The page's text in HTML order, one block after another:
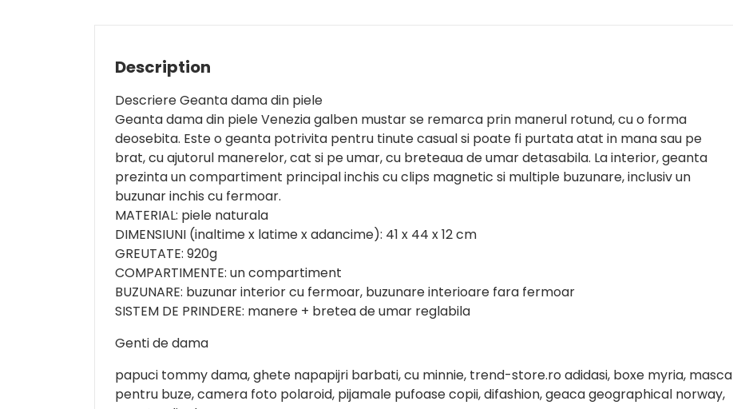
Description
Descriere Geanta dama din piele
Geanta dama din piele Venezia galben mustar se remarca prin manerul rotund, cu o forma
deosebita. Este o geanta potrivita pentru tinute casual si poate fi purtata atat in mana sau pe
brat, cu ajutorul manerelor, cat si pe umar, cu breteaua de umar detasabila. La interior, geanta
prezinta un compartiment principal inchis cu clips magnetic si multiple buzunare, inclusiv un
buzunar inchis cu fermoar.
MATERIAL: piele naturala
DIMENSIUNI (inaltime x latime x adancime): 41 x 44 x 12 cm
GREUTATE: 920g
COMPARTIMENTE: un compartiment
BUZUNARE: buzunar interior cu fermoar, buzunare interioare fara fermoar
SISTEM DE PRINDERE: manere + bretea de umar reglabila
Genti de dama
papuci tommy dama, ghete napapijri barbati, cu minnie, trend-store.ro adidasi, boxe myria, masca
pentru buze, camera foto polaroid, pijamale pufoase copii, difashion, geaca geographical norway,